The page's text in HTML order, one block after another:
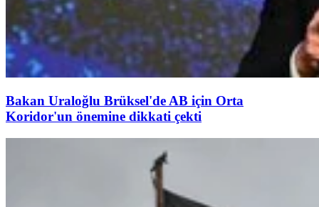
Bakan Uraloğlu Brüksel'de AB için Orta
Koridor'un önemine dikkati çekti